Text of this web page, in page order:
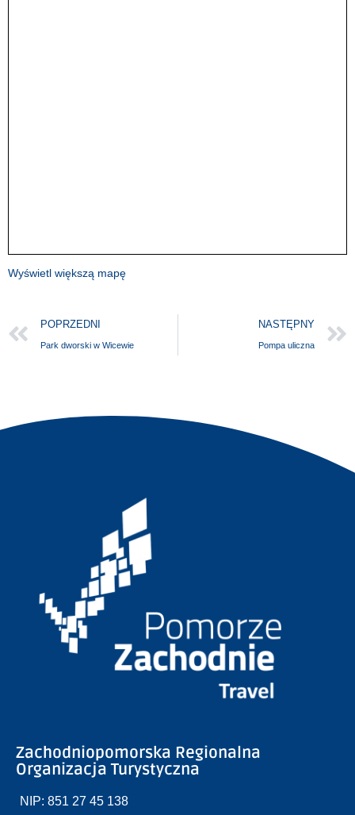
Wyświetl większą mapę
POPRZEDNI
Park dworski w Wicewie
NASTĘPNY
Pompa uliczna
Zachodniopomorska Regionalna
Organizacja Turystyczna
NIP: 851 27 45 138